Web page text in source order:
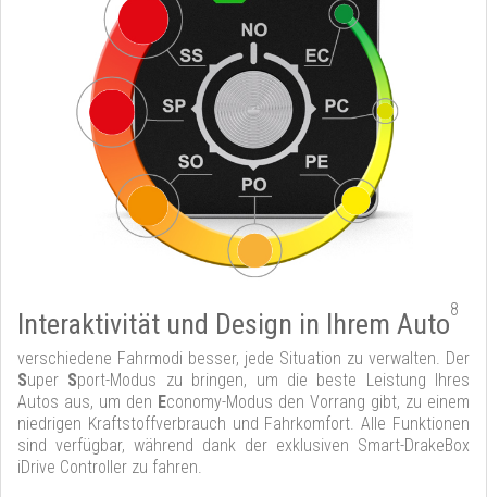
Interaktivität und Design in Ihrem Auto8
verschiedene Fahrmodi besser, jede Situation zu verwalten. Der
Super Sport-Modus zu bringen, um die beste Leistung Ihres
Autos aus, um den Economy-Modus den Vorrang gibt, zu einem
niedrigen Kraftstoffverbrauch und Fahrkomfort. Alle Funktionen
sind verfügbar, während dank der exklusiven Smart-DrakeBox
iDrive Controller zu fahren.